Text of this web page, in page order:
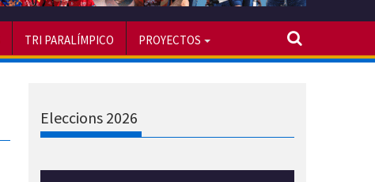
TRI PARALÍMPICO PROYECTOS
Eleccions 2026